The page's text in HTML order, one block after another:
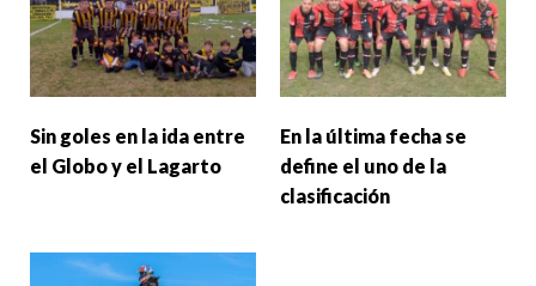
Sin goles en la ida entre
el Globo y el Lagarto
En la última fecha se
define el uno de la
clasificación